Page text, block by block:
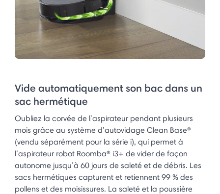
Vide automatiquement son bac dans un
sac hermétique
Oubliez la corvée de l’aspirateur pendant plusieurs
mois grâce au système d’autovidage Clean Base®
(vendu séparément pour la série i), qui permet à
l’aspirateur robot Roomba® i3+ de vider de façon
autonome jusqu’à 60 jours de saleté et de débris. Les
sacs hermétiques capturent et retiennent 99 % des
pollens et des moisissures. La saleté et la poussière